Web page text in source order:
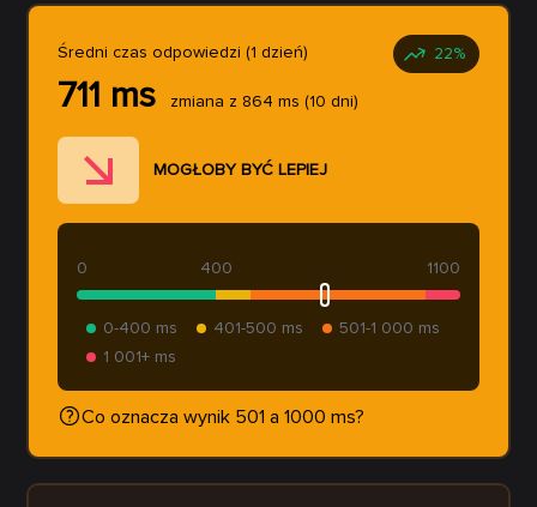
Średni czas odpowiedzi (1 dzień) 22%
711 ms zmiana z 864 ms (10 dni)
MOGŁOBY BYĆ LEPIEJ
400
0 1100
0-400 ms 401-500 ms
501-1 000 ms
1 001+ ms
Co oznacza wynik 501 a 1000 ms?